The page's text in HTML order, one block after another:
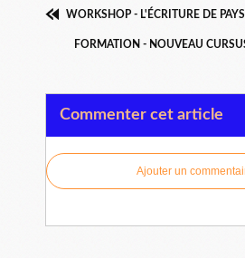
WORKSHOP - L'ÉCRITURE DE
FORMATION - NOUVEAU
Commenter cet article
Ajouter un